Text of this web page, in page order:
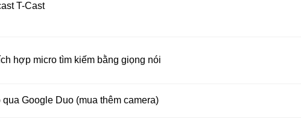
T-Cast
hợp micro tìm kiếm bằng giọng nói
qua Google Duo (mua thêm camera)